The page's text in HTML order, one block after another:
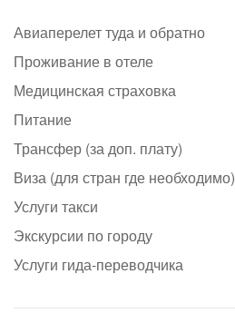
Авиаперелет туда и обратно
Проживание в отеле
Медицинская страховка
Питание
Трансфер (за доп. плату)
Виза (для стран где необходимо)
Услуги такси
Экскурсии по городу
Услуги гида-переводчика